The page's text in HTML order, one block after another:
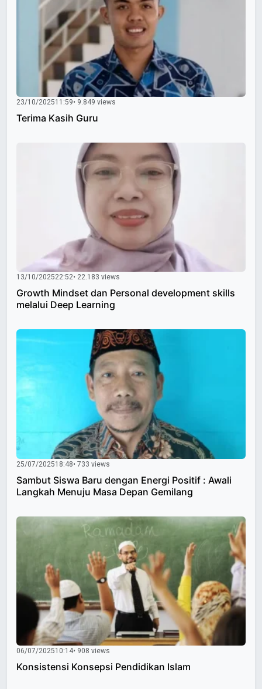
23/10/202511:59• 9.849 views
Terima Kasih Guru
13/10/202522:52• 22.183 views
Growth Mindset dan Personal development skills
melalui Deep Learning
25/07/202518:48• 733 views
Sambut Siswa Baru dengan Energi Positif : Awali
Langkah Menuju Masa Depan Gemilang
06/07/202510:14• 908 views
Konsistensi Konsepsi Pendidikan Islam